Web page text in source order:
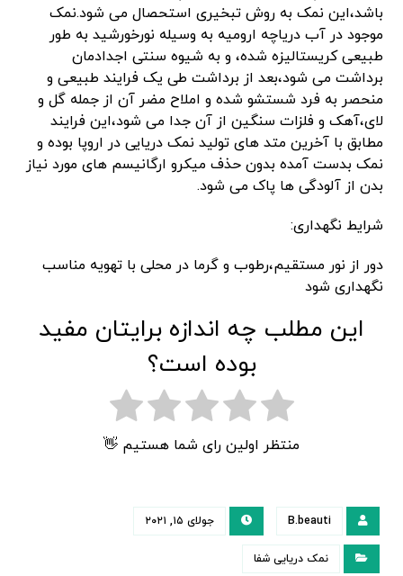
باشد،این نمک به روش تبخیری استحصال می شود.نمک
موجود در آب دریاچه ارومیه به وسیله نورخورشید به طور
طبیعی کریستالیزه شده، و به شیوه سنتی اجدادمان
برداشت می شود،بعد از برداشت طی یک فرایند طبیعی و
منحصر به فرد شستشو شده و املاح مضر آن از جمله گل و
لای،آهک و فلزات سنگین از آن جدا می شود،این فرایند
مطابق با آخرین متد های تولید نمک دریایی در اروپا بوده و
نمک بدست آمده بدون حذف میکرو ارگانیسم های مورد نیاز
بدن از آلودگی ها پاک می شود.
شرایط نگهداری:
دور از نور مستقیم،رطوب و گرما در محلی با تهویه مناسب
نگهداری شود
این مطلب چه اندازه برایتان مفید
بوده است؟
منتظر اولین رای شما هستیم 👋
B.beauti جولای ۱۵, ۲۰۲۱
نمک دریایی شفا